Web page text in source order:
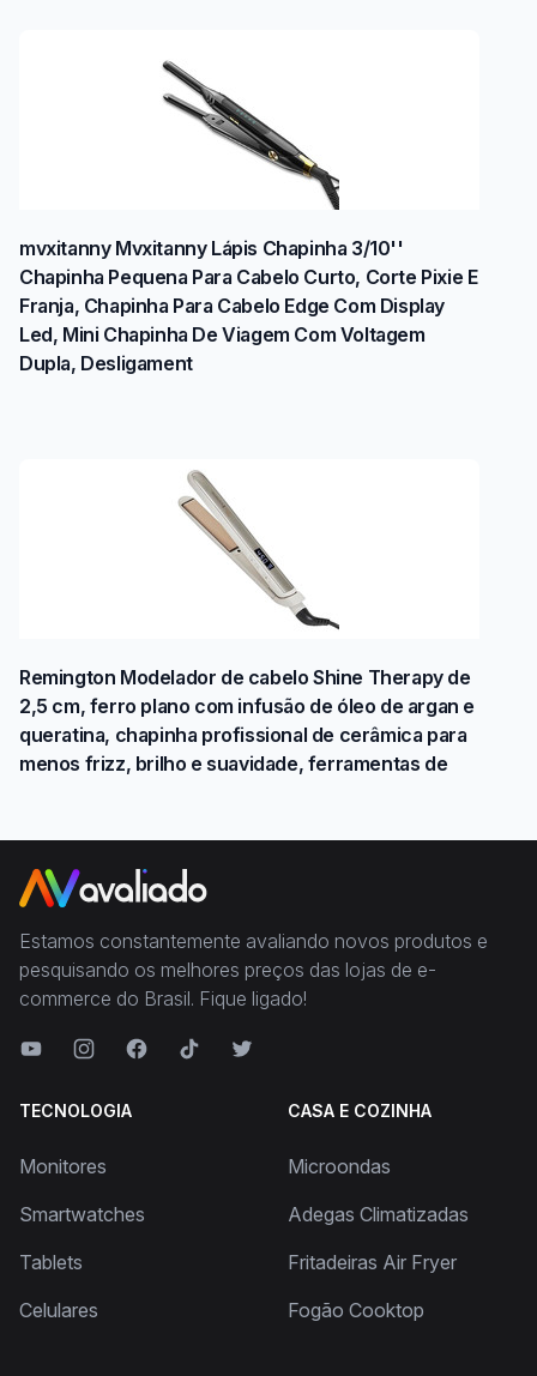
mvxitanny Mvxitanny Lápis Chapinha 3/10''
Chapinha Pequena Para Cabelo Curto, Corte Pixie E
Franja, Chapinha Para Cabelo Edge Com Display
Led, Mini Chapinha De Viagem Com Voltagem
Dupla, Desligament
Remington Modelador de cabelo Shine Therapy de
2,5 cm, ferro plano com infusão de óleo de argan e
queratina, chapinha profissional de cerâmica para
menos frizz, brilho e suavidade, ferramentas de
Estamos constantemente avaliando novos produtos e
pesquisando os melhores preços das lojas de e-
commerce do Brasil. Fique ligado!
TECNOLOGIA
Monitores
Smartwatches
Tablets
Celulares
CASA E COZINHA
Microondas
Adegas Climatizadas
Fritadeiras Air Fryer
Fogão Cooktop